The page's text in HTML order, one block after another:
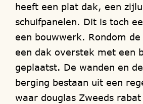
heeft een plat dak, een
schuifpanelen. Dit is toch
een bouwwerk. Rondom
een dak overstek met een
geplaatst. De wanden en de
berging bestaan uit een
waar douglas Zweeds